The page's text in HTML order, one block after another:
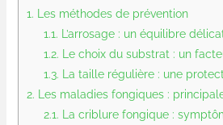
1. Les méthodes de prévention
1.1. L’arrosage : un équilibre
1.2. Le choix du substrat : un
1.3. La taille régulière : une
2. Les maladies fongiques :
2.1. La criblure fongique :